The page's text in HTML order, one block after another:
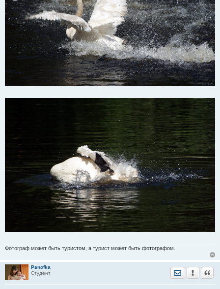
Фотограф может быть туристом, а турист может быть фотографом.
Panofka
Студент
Отправить